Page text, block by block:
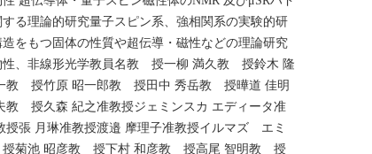
する理論的研究量子スピン系、強相関系の実験的研
をもつ固体の性質や超伝導・磁性などの理論研究
性、非線形光学教員名教 授一柳 満久教 授鈴木 隆
教 授竹原 昭一郎教 授田中 秀岳教 授曄道 佳明
授久森 紀之准教授ジェミンスカ エディータ准
授張 月琳准教授渡邉 摩理子准教授イルマズ エミ
菊池 昭彦教 授下村 和彦教 授高尾 智明教 授